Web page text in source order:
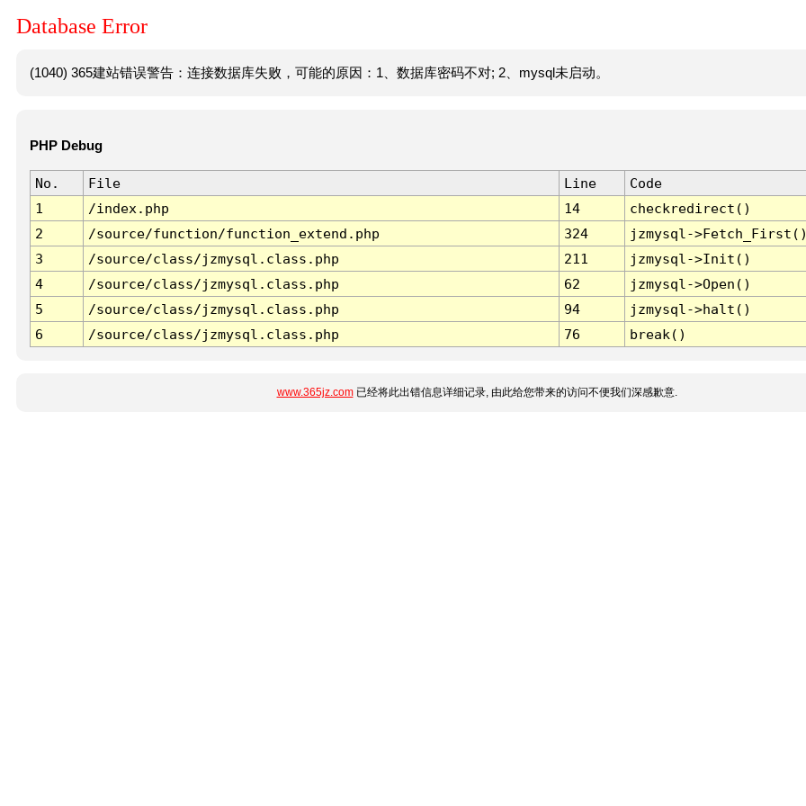
Database Error
(1040) 365建站错误警告：连接数据库失败，可能的原因：1、数据库密码不对; 2、mysql未启动。
PHP Debug
No. File Line
Code
1
/index.php 14
checkredirect()
2
/source/function/function_extend.php 324
jzmysql-
3
/source/class/jzmysql.class.php 211
jzmysql->Init()
4
/source/class/jzmysql.class.php 62
jzmysql->Open()
5
/source/class/jzmysql.class.php 94
jzmysql->halt()
6
/source/class/jzmysql.class.php 76 break()
www.365jz.com已经将此出错信息详细记录, 由此给您带来的访问不便我们深感歉意.